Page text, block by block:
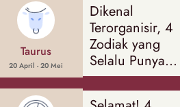
Taurus
20 April - 20 Mei
Dikenal
Terorganisir, 4
Zodiak yang
Selalu Punya
Rencana
Cadangan Soal